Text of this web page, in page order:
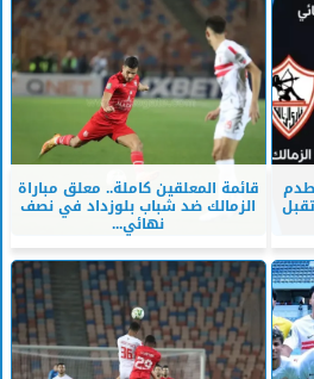
قائمة المعلقين كاملة.. معلق مباراة
الزمالك ضد شباب بلوزداد في نصف
نهائي...